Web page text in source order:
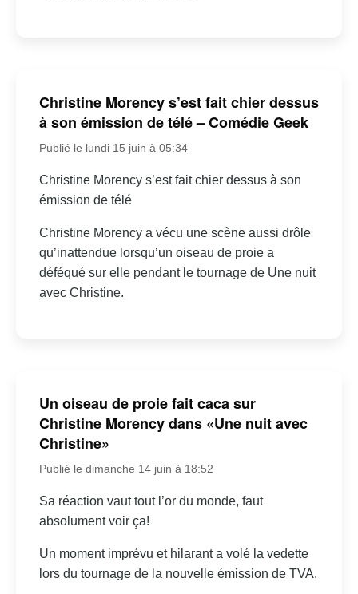
Christine Morency s’est fait chier dessus
à son émission de télé – Comédie Geek
Publié le lundi 15 juin à 05:34
Christine Morency s’est fait chier dessus à son
émission de télé
Christine Morency a vécu une scène aussi drôle
qu’inattendue lorsqu’un oiseau de proie a
déféqué sur elle pendant le tournage de Une nuit
avec Christine.
Un oiseau de proie fait caca sur
Christine Morency dans «Une nuit avec
Christine»
Publié le dimanche 14 juin à 18:52
Sa réaction vaut tout l’or du monde, faut
absolument voir ça!
Un moment imprévu et hilarant a volé la vedette
lors du tournage de la nouvelle émission de TVA.